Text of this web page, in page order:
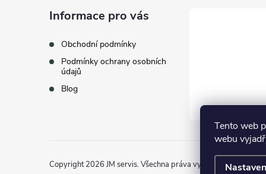
Tento web
webu
Informace pro vás
Obchodní podmínky
Podmínky ochrany osobních
údajů
Blog
Copyright 2026 JM servis. Všechna práva vyhrazena.